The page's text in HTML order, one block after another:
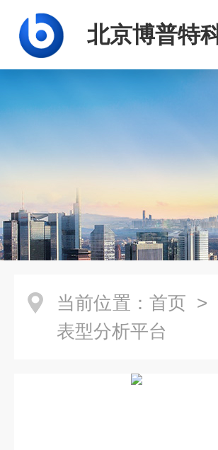
北京博普特
当前位置： 首页 >
表型分析平台